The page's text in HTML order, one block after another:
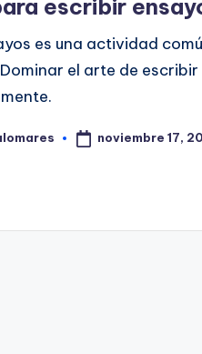
escribir
es una actividad
el arte de
noviembre 17,